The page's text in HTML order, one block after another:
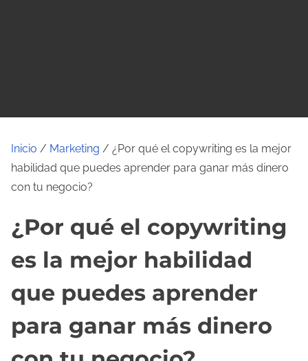
Inicio / Marketing / ¿Por qué el copywriting es la mejor
habilidad que puedes aprender para ganar más dinero
con tu negocio?
¿Por qué el copywriting
es la mejor habilidad
que puedes aprender
para ganar más dinero